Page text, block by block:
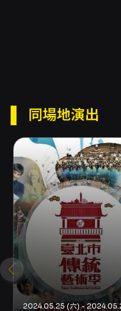
「光音乍現」以青
典與親民曲目的編
造成無法準時欣賞
錄影。 購票方式與
票前請先加入會員
抵，僅限網路購買
信用卡。 - 超商購
FamiPort、萊爾富
位），每筆訂單最
張票券超商取票需
以結帳頁面顯示選
如需多種方式請分
票，若主辦或場館
指示完成取票或下
提早完成取票。 退
最遲須在演出日 10
期無法受理。 - 退
同場地演出